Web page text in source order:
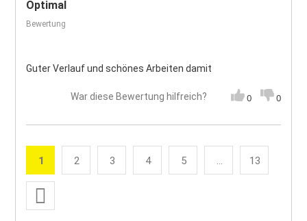
Optimal
Bewertung
Guter Verlauf und schönes Arbeiten damit
War diese Bewertung hilfreich? 0 0
Seite
Sie lesen gerade die Seite
1 Seite
2 Seite
3 Seite
4 Seite
5 ... Seite
13